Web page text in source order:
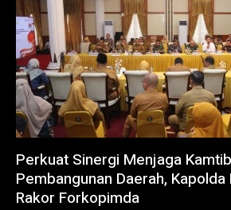
Perkuat Sinergi Menjaga
Pembangunan Daerah,
Rakor Forkopimda